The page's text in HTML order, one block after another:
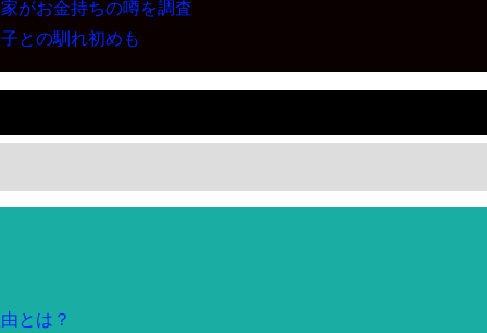
がお金持ちの噂を調査
との馴れ初めも
とは？